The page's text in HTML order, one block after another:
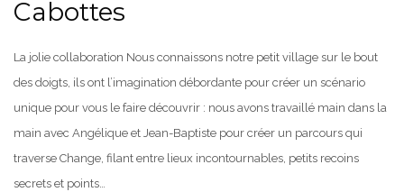
Cabottes
La jolie collaboration Nous connaissons notre petit village sur le bout
des doigts, ils ont l’imagination débordante pour créer un scénario
unique pour vous le faire découvrir : nous avons travaillé main dans la
main avec Angélique et Jean-Baptiste pour créer un parcours qui
traverse Change, filant entre lieux incontournables, petits recoins
secrets et points…